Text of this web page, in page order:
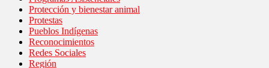
Protección y bienestar animal
Protestas
Pueblos Indígenas
Reconocimientos
Redes Sociales
Región